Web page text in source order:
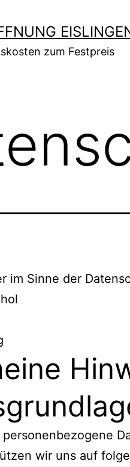
zum Festpreis
im Sinne der
wir uns auf